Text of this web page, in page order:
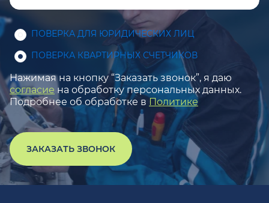
ПОВЕРКА ДЛЯ ЮРИДИЧЕСКИХ ЛИЦ
ПОВЕРКА КВАРТИРНЫХ СЧЕТЧИКОВ
Нажимая на кнопку “Заказать звонок”, я даю
согласие на обработку персональных данных.
Подробнее об обработке в Политике
ЗАКАЗАТЬ ЗВОНОК